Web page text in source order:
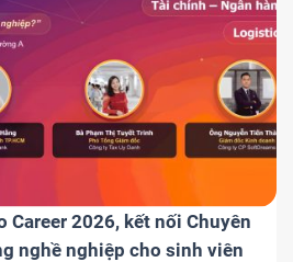
Career 2026, kết nối Chuyên
nghề nghiệp cho sinh viên